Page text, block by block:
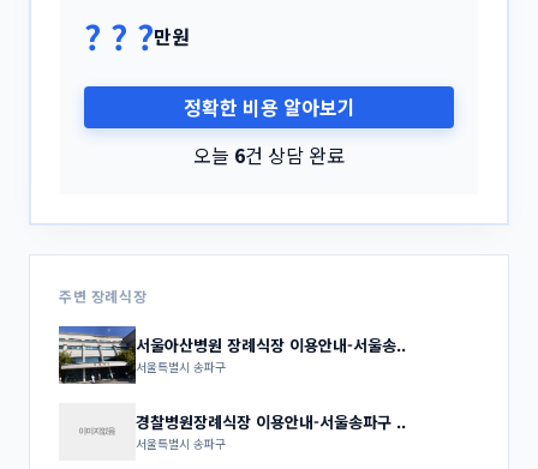
? ? ?만원
정확한 비용 알아보기
오늘 6건 상담 완료
주변 장례식장
서울아산병원 장례식장 이용안내-서울송..
서울특별시 송파구
경찰병원장례식장 이용안내-서울송파구 ..
서울특별시 송파구